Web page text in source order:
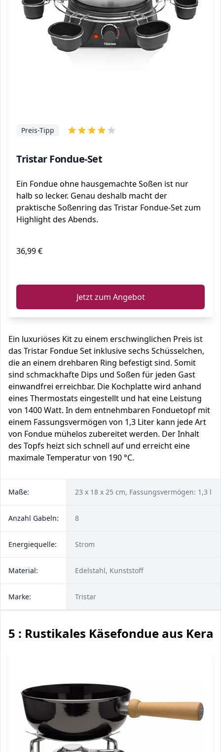
Tristar Fondue-Set
Preis-Tipp
Ein Fondue ohne hausgemachte Soßen ist nur
halb so lecker. Genau deshalb macht der
praktische Soßenring das Tristar Fondue-Set zum
Highlight des Abends.
36,99 €
Jetzt zum Angebot
Ein luxuriöses Kit zu einem erschwinglichen Preis ist
das Tristar Fondue Set inklusive sechs Schüsselchen,
die an einem drehbaren Ring befestigt sind. Somit
sind schmackhafte Dips und Soßen für jeden Gast
einwandfrei erreichbar. Die Kochplatte wird anhand
eines Thermostats eingestellt und hat eine Leistung
von 1400 Watt. In dem entnehmbaren Fonduetopf mit
einem Fassungsvermögen von 1,3 Liter kann jede Art
von Fondue mühelos zubereitet werden. Der Inhalt
des Topfs heizt sich schnell auf und erreicht eine
maximale Temperatur von 190 °C.
Maße: 23 x 18 x 25 cm, Fassungsvermögen: 1,3 l
Anzahl Gabeln: 8
Energiequelle: Strom
Material: Edelstahl, Kunststoff
Marke: Tristar
5 : Rustikales Käsefondue aus